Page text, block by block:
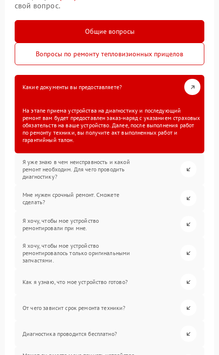
свой вопрос.
Общие вопросы
Вопросы по ремонту тепловизионных прицелов
Какие документы вы предоставляете?
На этапе приема устройства на диагностику и последующий
ремонт вам будет предоставлен заказ-наряд с указанием страховых
обязательств на ваше устройство. Далее, после выполнения работ
по ремонту техники, вы получите акт выполненных работ и
гарантийный талон.
Я уже знаю в чем неисправность и какой
ремонт необходим. Для чего проводить
диагностику?
Мне нужен срочный ремонт. Сможете
сделать?
Я хочу, чтобы мое устройство
ремонтировали при мне.
Я хочу, чтобы мое устройство
ремонтировалось только оригинальными
запчастями.
Как я узнаю, что мое устройство готово?
От чего зависит срок ремонта техники?
Диагностика проводится бесплатно?